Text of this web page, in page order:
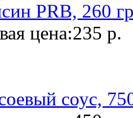
PRB, 260
цена:235 р.
соус,